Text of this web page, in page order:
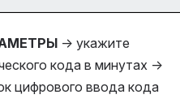
→ укажите
кода в минутах →
цифрового ввода кода